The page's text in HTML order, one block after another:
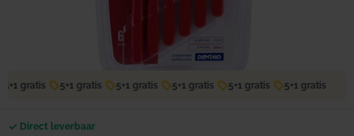
5+1 gratis 5+1 gratis 5+1 gratis 5+1 gratis 5+1 gratis 5+1 gratis
Direct leverbaar